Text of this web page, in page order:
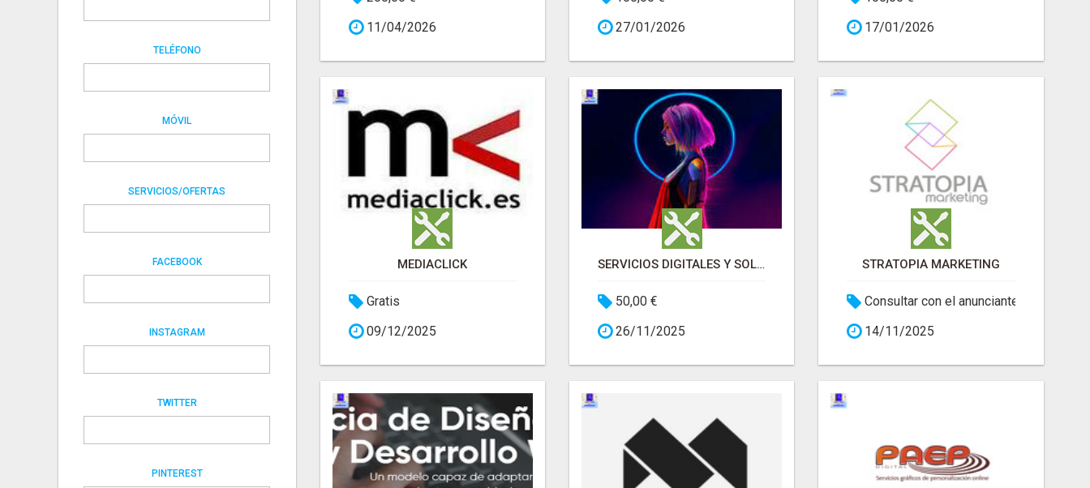
TELÉFONO
MÓVIL
SERVICIOS/OFERTAS
FACEBOOK
INSTAGRAM
TWITTER
PINTEREST
11/04/2026
27/01/2026
17/01/2026
MEDIACLICK
Gratis
09/12/2025
SERVICIOS DIGITALES Y SOLUCIONES ONLINE PARA TU PROYECTO
50,00 €
26/11/2025
STRATOPIA MARKETING
Consultar con el anunciante
14/11/2025